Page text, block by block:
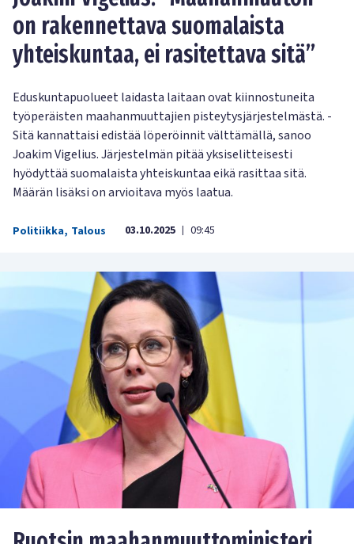
on rakennettava suomalaista
yhteiskuntaa, ei rasitettava sitä”
Eduskuntapuolueet laidasta laitaan ovat kiinnostuneita
työperäisten maahanmuuttajien pisteytysjärjestelmästä. -
Sitä kannattaisi edistää löperöinnit välttämällä, sanoo
Joakim Vigelius. Järjestelmän pitää yksiselitteisesti
hyödyttää suomalaista yhteiskuntaa eikä rasittaa sitä.
Määrän lisäksi on arvioitava myös laatua.
Politiikka, Talous 03.10.2025 | 09:45